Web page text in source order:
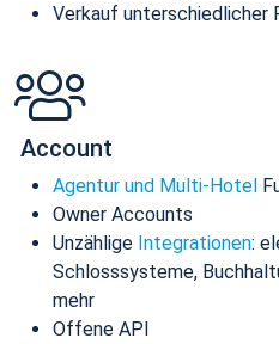
Verkauf unterschiedlicher
Account
Agentur und Multi-Hotel
Owner Accounts
Unzählige Integrationen:
Schlosssysteme,
mehr
Offene API